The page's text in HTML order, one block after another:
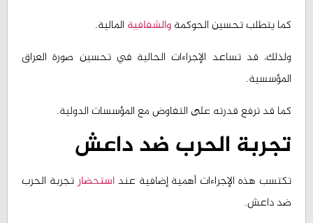
ولذلك، قد تساعد الإجراءات الحالية في تحسين صورة العراق
المؤسسية.
كما قد ترفع قدرته على التفاوض مع المؤسسات الدولية.
تجربة الحرب ضد داعش
تكتسب هذه الإجراءات أهمية إضافية عنداستحضارتجربة الحرب
ضد داعش.
فقد واجه العراق خلال تلك المرحلة أزمة مالية وأمنية كبيرة.